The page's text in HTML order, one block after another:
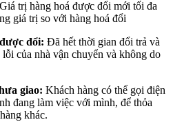
Giá trị hàng hoá được đổi mới tối đa
giá trị so với hàng hoá đổi
đổi: Đã hết thời gian đổi trả và
của nhà vận chuyển và không do
giao: Khách hàng có thể gọi điện
đang làm việc với mình, để thỏa
khác.